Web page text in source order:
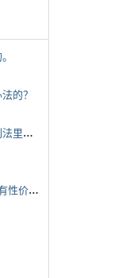
的？
*
有啥搞钱的路子吗，开源节流都行，主要是开源，刑法里的咱不做
*
想请教有经验的蛋友，想给媳妇7夕买个跳蛋，有没有性价比高的推荐